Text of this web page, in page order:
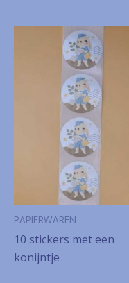
PAPIERWAREN
10 stickers met een
konijntje